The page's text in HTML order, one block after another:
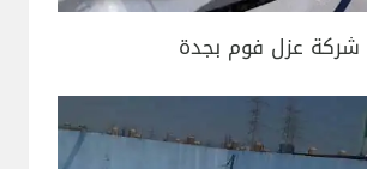
شركة عزل فوم بجدة